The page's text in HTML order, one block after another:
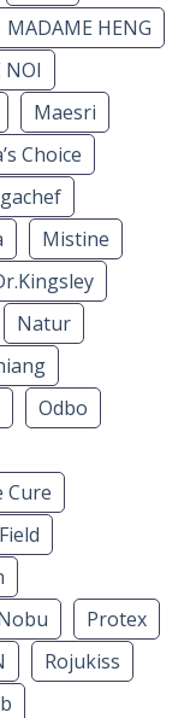
MADAME HENG
NOI
Maesri
Choice
Mistine
Natur
Odbo
Cure
Protex
Rojukiss